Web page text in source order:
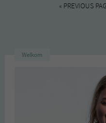
« PREVIOUS
Welkom